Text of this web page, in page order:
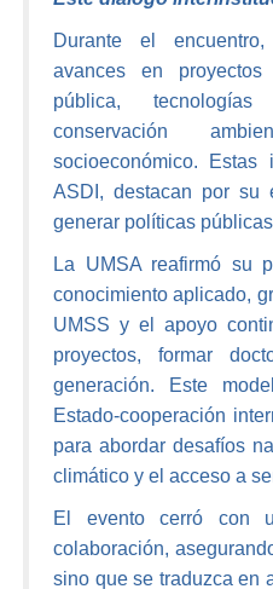
Durante el encuentro,
avances en proyectos
pública, tecnologías
conservación
socioeconómico. Estas
ASDI, destacan por su
generar políticas
La UMSA reafirmó su
conocimiento aplicado,
UMSS y el apoyo
proyectos, formar
generación. Este
Estado-cooperación
para abordar desafíos
climático y el acceso a
El evento cerró con
colaboración,
sino que se traduzca en